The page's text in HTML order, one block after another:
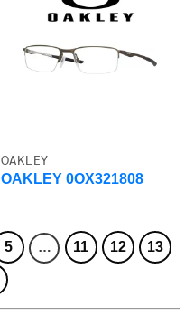
OAKLEY
OAKLEY 0OX321808
5 … 11 12 13